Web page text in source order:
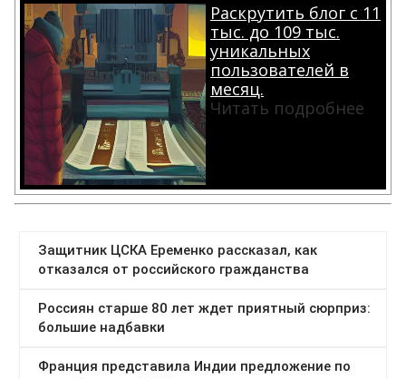
Раскрутить блог с 11
тыс. до 109 тыс.
уникальных
пользователей в
месяц.
Читать подробнее